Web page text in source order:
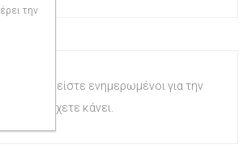
να είστε ενημερωμένοι για την
που έχετε κάνει.
την